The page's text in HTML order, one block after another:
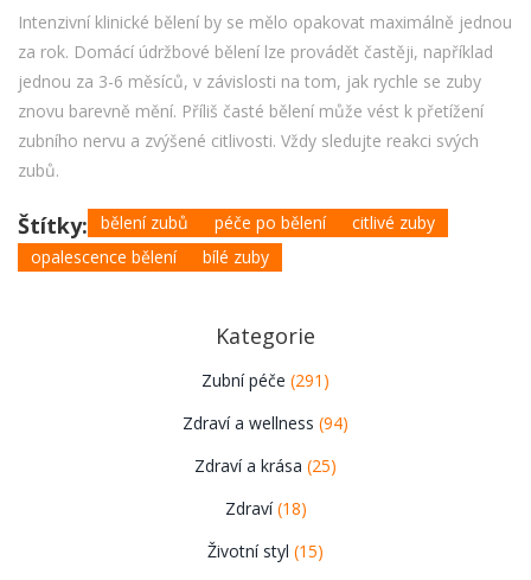
Intenzivní klinické bělení by se mělo opakovat maximálně jednou
za rok. Domácí údržbové bělení lze provádět častěji, například
jednou za 3-6 měsíců, v závislosti na tom, jak rychle se zuby
znovu barevně mění. Příliš časté bělení může vést k přetížení
zubního nervu a zvýšené citlivosti. Vždy sledujte reakci svých
zubů.
Štítky: bělení zubů péče po bělení
citlivé zuby
opalescence bělení
bílé zuby
Kategorie
Zubní péče (291)
Zdraví a wellness (94)
Zdraví a krása (25)
Zdraví(18)
Životní styl (15)